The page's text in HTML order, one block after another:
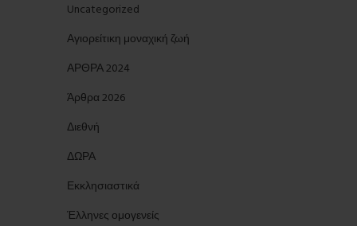
Uncategorized
Αγιορείτικη μοναχική ζωή
ΑΡΘΡΑ 2024
Άρθρα 2026
Διεθνή
ΔΩΡΑ
Εκκλησιαστικά
Έλληνες ομογενείς